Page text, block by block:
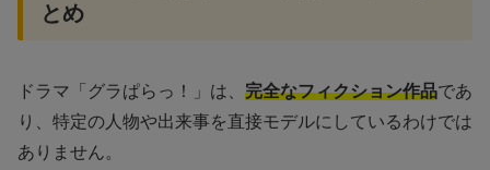
とめ
ドラマ「グラぱらっ！」は、 完全なフィクション作品であ
り、特定の人物や出来事を直接モデルにしているわけでは
ありません。